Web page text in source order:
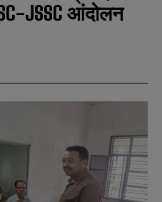
JSSC आंदोलन